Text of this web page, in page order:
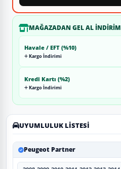
MAĞAZADAN GEL AL
Havale / EFT (%10)
Kargo İndirimi
Kredi Kartı (%2)
Kargo İndirimi
UYUMLULUK LISTESI
Peugeot Partner